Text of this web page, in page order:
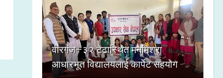
वीरगंज–३२ टेढास्थित मनमिश्रा
आधारभूत विद्यालयलाई कार्पेट सहयोग